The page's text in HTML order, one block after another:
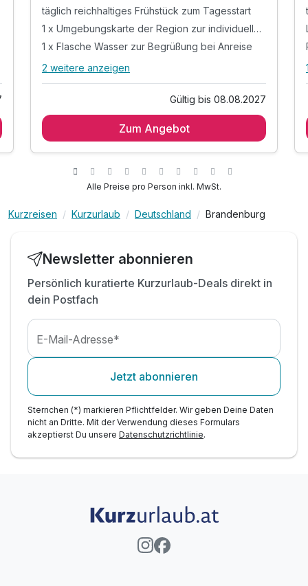
täglich reichhaltiges Frühstück zum Tagesstart
1 x Umgebungskarte der Region zur individuellen Erkundung
1 x Flasche Wasser zur Begrüßung bei Anreise
Alle Inklusivleistungen
Lausitzer Seenland
täglich reichhaltiges Frühstück zum Tagesstart
Erkundung
1 x Flasche Wasser zur Begrüßung bei Anreise
Parkplatznutzung während des Aufenthalts
2 weitere anzeigen
Gültig bis 08.08.2027
Zum Angebot
Alle Preise pro Person inkl. MwSt.
Kurzreisen Kurzurlaub Deutschland Brandenburg
Newsletter abonnieren
Persönlich kuratierte Kurzurlaub-Deals direkt in
dein Postfach
E-Mail-Adresse*
Jetzt abonnieren
Sternchen (*) markieren Pflichtfelder. Wir geben Deine Daten
nicht an Dritte. Mit der Verwendung dieses Formulars
akzeptierst Du unsere Datenschutzrichtlinie.